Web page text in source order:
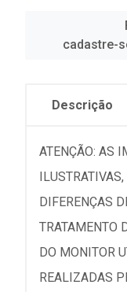
cadastre-
Descrição
ATENÇÃO: AS
DIFERENÇAS
TRATAMENTO
DO MONITOR
REALIZADAS